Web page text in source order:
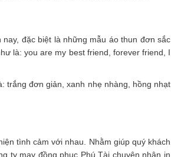
đặc biệt là những mẫu áo thun đơn sắc
là: you are my best friend, forever friend, I
trắng đơn giản, xanh nhẹ nhàng, hồng nhạt
tình cảm với nhau. Nhằm giúp quý khách
ty may đồng phục Phú Tài chuyên nhận in